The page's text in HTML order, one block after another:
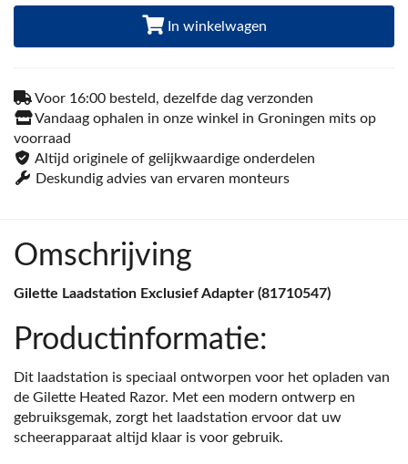
In winkelwagen
Voor 16:00 besteld, dezelfde dag verzonden
Vandaag ophalen in onze winkel in Groningen mits op
voorraad
Altijd originele of gelijkwaardige onderdelen
Deskundig advies van ervaren monteurs
Omschrijving
Gilette Laadstation Exclusief Adapter (81710547)
Productinformatie:
Dit laadstation is speciaal ontworpen voor het opladen van
de Gilette Heated Razor. Met een modern ontwerp en
gebruiksgemak, zorgt het laadstation ervoor dat uw
scheerapparaat altijd klaar is voor gebruik.